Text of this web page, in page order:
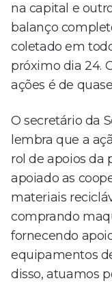
na capital e
balanço
coletado em
próximo dia 24.
ações é de
O secretário da
lembra que a
rol de apoios da
apoiado as
materiais
comprando
fornecendo
equipamentos
disso, atuamos